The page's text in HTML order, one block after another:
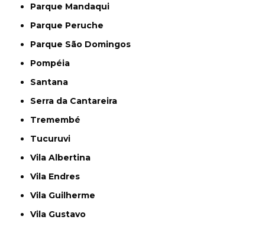
Parque Mandaqui
Parque Peruche
Parque São Domingos
Pompéia
Santana
Serra da Cantareira
Tremembé
Tucuruvi
Vila Albertina
Vila Endres
Vila Guilherme
Vila Gustavo